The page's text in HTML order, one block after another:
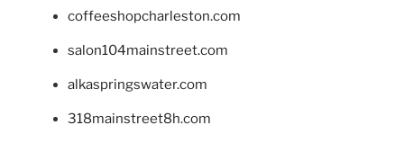
coffeeshopcharleston.com
salon104mainstreet.com
alkaspringswater.com
318mainstreet8h.com